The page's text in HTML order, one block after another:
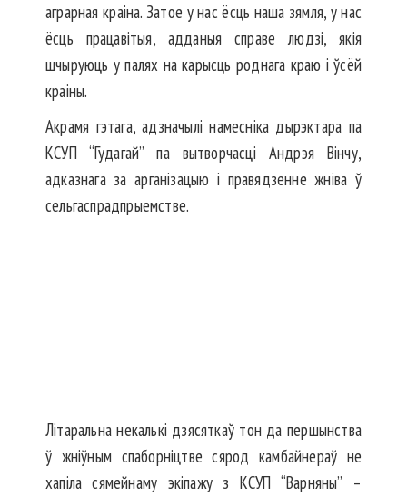
аграрная краіна. Затое у нас ёсць наша зямля, у нас
ёсць працавітыя, адданыя справе людзі, якія
шчыруюць у палях на карысць роднага краю і ўсёй
краіны.
Акрамя гэтага, адзначылі намесніка дырэктара па
КСУП “Гудагай” па вытворчасці Андрэя Вінчу,
адказнага за арганізацыю і правядзенне жніва ў
сельгаспрадпрыемстве.
Літаральна некалькі дзясяткаў тон да першынства
ў жніўным спаборніцтве сярод камбайнераў не
хапіла сямейнаму экіпажу з КСУП “Варняны” –